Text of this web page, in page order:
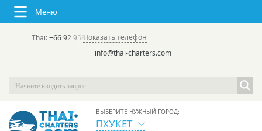
Меню
Thai:+66 92 958 8644(rus/eng) | в России:
Показать телефон
info@thai-charters.com
ВЫБЕРИТЕ НУЖНЫЙ ГОРОД:
ПХУКЕТ